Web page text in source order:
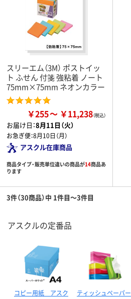
スリーエム（3M） ポストイッ
ト ふせん 付箋 強粘着 ノート
75mm×75mm ネオンカラー
￥255 ￥11,238
お届け日：8月11日（火）
お急ぎ便：8月10日（月）
アスクル在庫商品
商品タイプ・販売単位違いの商品が14商品あ
ります
3件（30商品）中 1件目～3件目
アスクルの定番品
コピー用紙 アスク
ティッシュペーパー